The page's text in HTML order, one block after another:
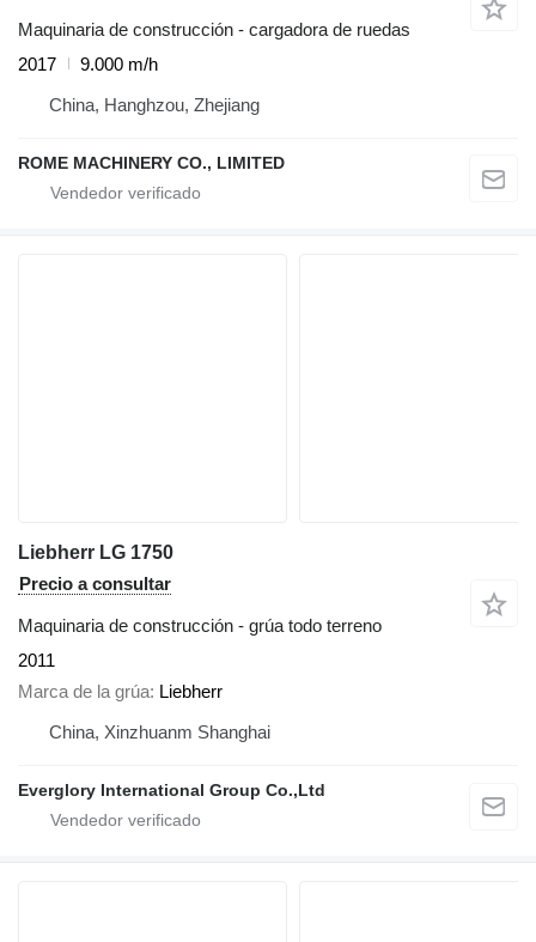
Maquinaria de construcción - cargadora de ruedas
2017
9.000 m/h
China, Hanghzou, Zhejiang
ROME MACHINERY CO., LIMITED
Liebherr LG 1750
Precio a consultar
Maquinaria de construcción - grúa todo terreno
2011
Marca de la grúa Liebherr
China, Xinzhuanm Shanghai
Everglory International Group Co.,Ltd